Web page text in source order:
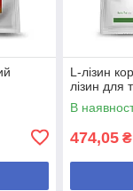
L-лізин
лізин для
В
474,05 ₴